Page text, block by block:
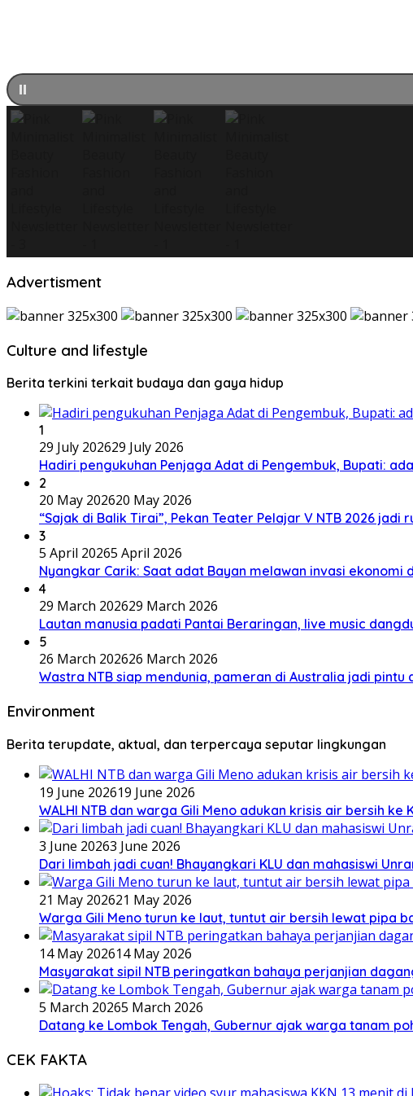
Advertisment
Culture and lifestyle
Berita terkini terkait budaya dan gaya hidup
1
29 July 202629 July 2026
Hadiri pengukuhan Penjaga Adat di Pengembuk, Bupati:
2
20 May 202620 May 2026
“Sajak di Balik Tirai”, Pekan Teater Pelajar V NTB 2026
3
5 April 20265 April 2026
Nyangkar Carik: Saat adat Bayan melawan invasi ekonomi
4
29 March 202629 March 2026
Lautan manusia padati Pantai Beraringan, live music
5
26 March 202626 March 2026
Wastra NTB siap mendunia, pameran di Australia jadi
Environment
Berita terupdate, aktual, dan terpercaya seputar lingkungan
19 June 202619 June 2026
WALHI NTB dan warga Gili Meno adukan krisis air bersih ke
3 June 20263 June 2026
Dari limbah jadi cuan! Bhayangkari KLU dan mahasiswi
21 May 202621 May 2026
Warga Gili Meno turun ke laut, tuntut air bersih lewat pipa
14 May 202614 May 2026
Masyarakat sipil NTB peringatkan bahaya perjanjian
5 March 20265 March 2026
Datang ke Lombok Tengah, Gubernur ajak warga tanam
CEK FAKTA